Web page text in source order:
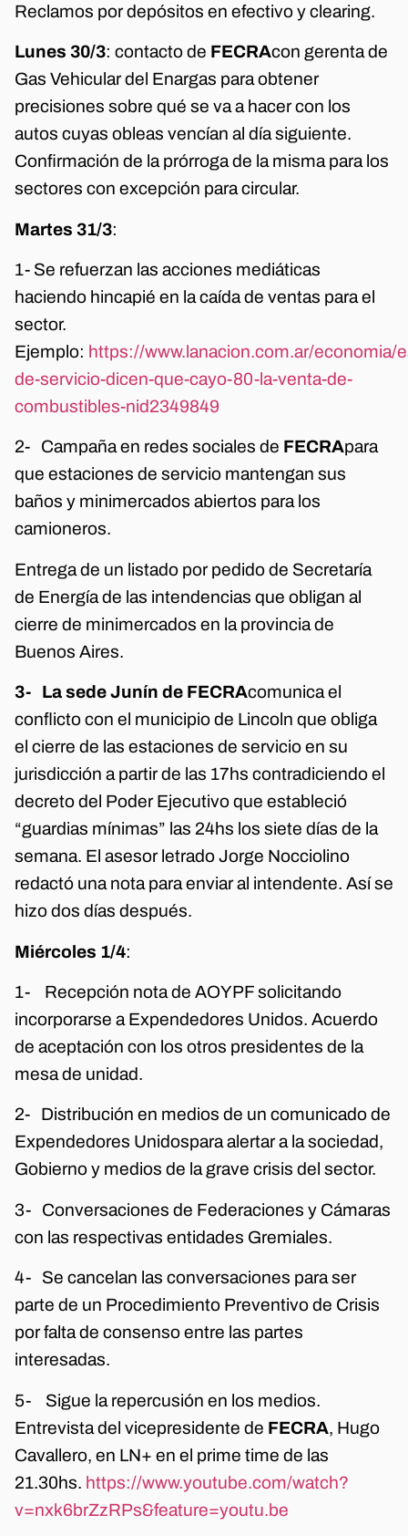
Reclamos por depósitos en efectivo y clearing.
Lunes 30/3: contacto de FECRAcon gerenta de
Gas Vehicular del Enargas para obtener
precisiones sobre qué se va a hacer con los
autos cuyas obleas vencían al día siguiente.
Confirmación de la prórroga de la misma para los
sectores con excepción para circular.
Martes 31/3:
1- Se refuerzan las acciones mediáticas
haciendo hincapié en la caída de ventas para el
sector.
Ejemplo: https://www.lanacion.com.ar/economia/
de-servicio-dicen-que-cayo-80-la-venta-de-
combustibles-nid2349849
2- Campaña en redes sociales de FECRApara
que estaciones de servicio mantengan sus
baños y minimercados abiertos para los
camioneros.
Entrega de un listado por pedido de Secretaría
de Energía de las intendencias que obligan al
cierre de minimercados en la provincia de
Buenos Aires.
3- La sede Junín de FECRAcomunica el
conflicto con el municipio de Lincoln que obliga
el cierre de las estaciones de servicio en su
jurisdicción a partir de las 17hs contradiciendo el
decreto del Poder Ejecutivo que estableció
“guardias mínimas” las 24hs los siete días de la
semana. El asesor letrado Jorge Nocciolino
redactó una nota para enviar al intendente. Así se
hizo dos días después.
Miércoles 1/4:
1- Recepción nota de AOYPF solicitando
incorporarse a Expendedores Unidos. Acuerdo
de aceptación con los otros presidentes de la
mesa de unidad.
2- Distribución en medios de un comunicado de
Expendedores Unidospara alertar a la sociedad,
Gobierno y medios de la grave crisis del sector.
3- Conversaciones de Federaciones y Cámaras
con las respectivas entidades Gremiales.
4- Se cancelan las conversaciones para ser
parte de un Procedimiento Preventivo de Crisis
por falta de consenso entre las partes
interesadas.
5- Sigue la repercusión en los medios.
Entrevista del vicepresidente de FECRA, Hugo
Cavallero, en LN+ en el prime time de las
21.30hs. https://www.youtube.com/watch?
v=nxk6brZzRPs&feature=youtu.be